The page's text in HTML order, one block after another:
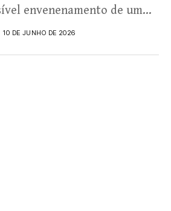
envenenamento de um
no...
10 DE JUNHO DE 2026